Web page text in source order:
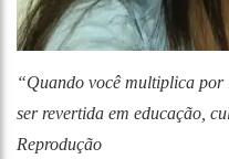
“Quando você multiplica por
ser revertida em educação,
Reprodução